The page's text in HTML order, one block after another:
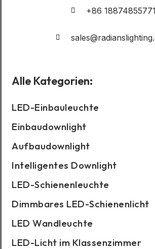
+86 18874855771
Alle Kategorien:
LED-Einbauleuchte
Einbaudownlight
Aufbaudownlight
Intelligentes Downlight
LED-Schienenleuchte
Dimmbares LED-Schienenlicht
LED Wandleuchte
LED-Licht im Klassenzimmer